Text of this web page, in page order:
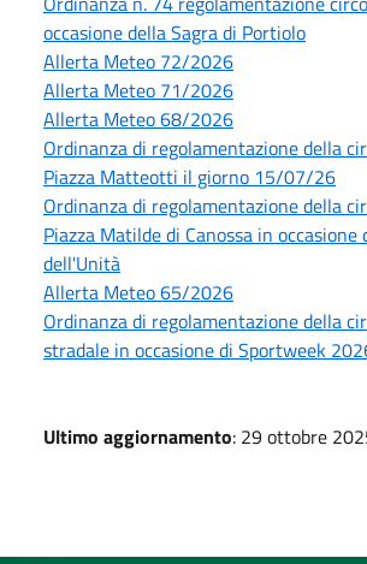
occasione della Sagra di Portiolo
Allerta Meteo 72/2026
Allerta Meteo 71/2026
Allerta Meteo 68/2026
Ordinanza di regolamentazione della
Piazza Matteotti il giorno 15/07/26
Ordinanza di regolamentazione della
Piazza Matilde di Canossa in occasione
dell'Unità
Allerta Meteo 65/2026
Ordinanza di regolamentazione della
stradale in occasione di Sportweek
Ultimo aggiornamento: 29 ottobre